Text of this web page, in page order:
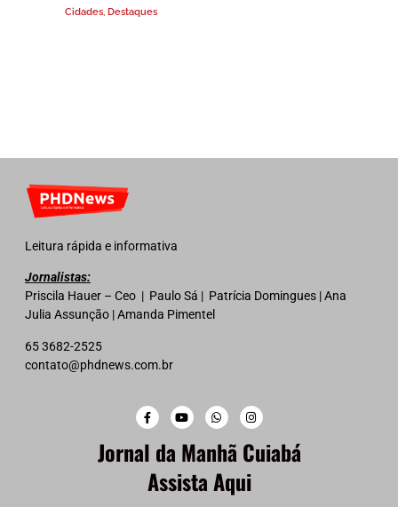
Cidades Destaques
Leitura rápida e informativa
Jornalistas:
Priscila Hauer – Ceo | Paulo Sá | Patrícia Domingues | Ana
Julia Assunção | Amanda Pimentel
65 3682-2525
contato@phdnews.com.br
Jornal da Manhã Cuiabá
Assista Aqui